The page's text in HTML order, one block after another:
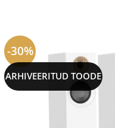
-30%
ARHIVEERITUD TOODE